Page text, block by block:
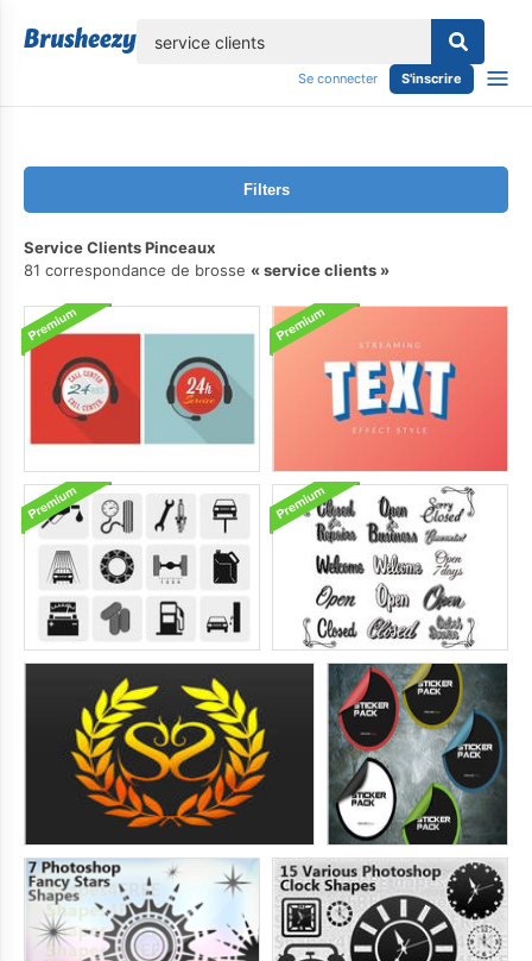
Se connecter S'inscrire
Filters
Service Clients Pinceaux
81 correspondance de brosse
service clients